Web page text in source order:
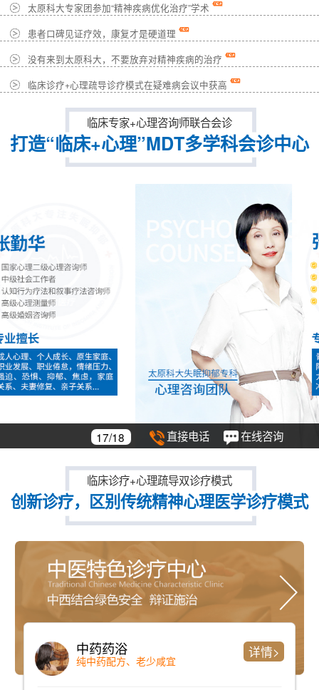
太原科大专家团参加“精神疾病优化治疗”学术
患者口碑见证疗效，康复才是硬道理
没有来到太原科大，不要放弃对精神疾病的治疗
临床诊疗+心理疏导诊疗模式在疑难病会议中获高
临床专家+心理咨询师联合会诊
打造“临床+心理”MDT多学科会诊中心
在线咨询 18/18
临床诊疗+心理疏导双诊疗模式
创新诊疗，区别传统精神心理医学诊疗模式
仪器检测
检测时间短、准确率高且全面
详情>